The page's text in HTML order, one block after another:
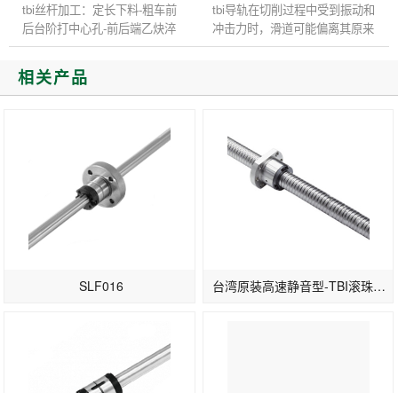
tbi丝杆加工：定长下料-粗车前
后台阶打中心孔-前后端乙炔淬
火-硬质合金研磨中心孔-粗校直-
粗车各台阶外圆-表面淬火-低温
回火-粗磨-粗车螺纹-粗磨螺纹...
tbi导轨在切削过程中受到振动和
冲击力时，滑道可能偏离其原来
的固定位置，影响其精度。为了
相关产品
SLF016 台湾原装高速静音型-TBI滚珠丝杆SFS3232-1.8/2.8